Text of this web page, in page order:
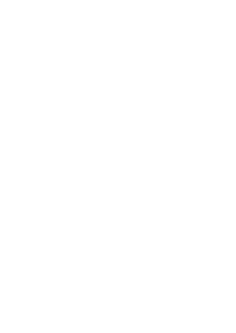
hệ thống quản lý của